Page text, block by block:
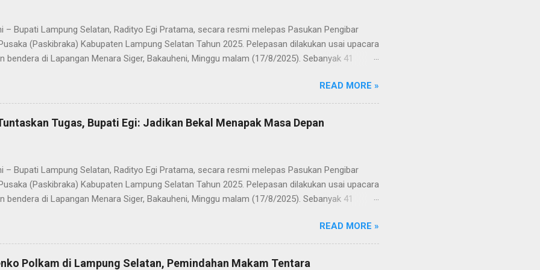
– Bupati Lampung Selatan, Radityo Egi Pratama, secara resmi melepas Pasukan Pengibar
(Paskibraka) Kabupaten Lampung Selatan Tahun 2025. Pelepasan dilakukan usai upacara
bendera di Lapangan Menara Siger, Bakauheni, Minggu malam (17/8/2025). Sebanyak 41
Republik Indonesia di Kabupaten Lampung Selatan, kini resmi menuntaskan
Mereka dilepas dengan penuh apresiasi atas dedikasi, disiplin, dan semangat kebangsaan yang
sepanjang rangkaian acara. Dalam sambutannya, Bupati Egi menyampaikan rasa bangga dan
kepada seluruh anggota Paskibraka, jajaran Forkopimda, Ketua DPRD, pelatih, serta para
Atas n...
READ MORE »
Tugas, Bupati Egi: Jadikan Bekal Menapak Masa Depan
– Bupati Lampung Selatan, Radityo Egi Pratama, secara resmi melepas Pasukan Pengibar
(Paskibraka) Kabupaten Lampung Selatan Tahun 2025. Pelepasan dilakukan usai upacara
bendera di Lapangan Menara Siger, Bakauheni, Minggu malam (17/8/2025). Sebanyak 41
Republik Indonesia di Kabupaten Lampung Selatan, kini resmi menuntaskan
Mereka dilepas dengan penuh apresiasi atas dedikasi, disiplin, dan semangat kebangsaan yang
sepanjang rangkaian acara. Dalam sambutannya, Bupati Egi menyampaikan rasa bangga dan
READ MORE »
Polkam di Lampung Selatan, Pemindahan Makam Tentara